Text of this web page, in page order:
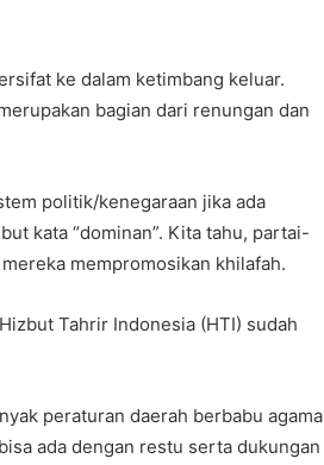
ke dalam ketimbang keluar.
bagian dari renungan dan
politik/kenegaraan jika ada
kata “dominan”. Kita tahu, partai-
mempromosikan khilafah.
Tahrir Indonesia (HTI) sudah
peraturan daerah berbabu agama
ada dengan restu serta dukungan